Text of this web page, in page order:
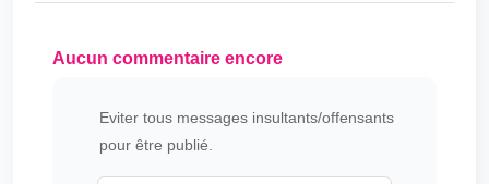
Aucun commentaire encore
Eviter tous messages insultants/offensants
pour être publié.